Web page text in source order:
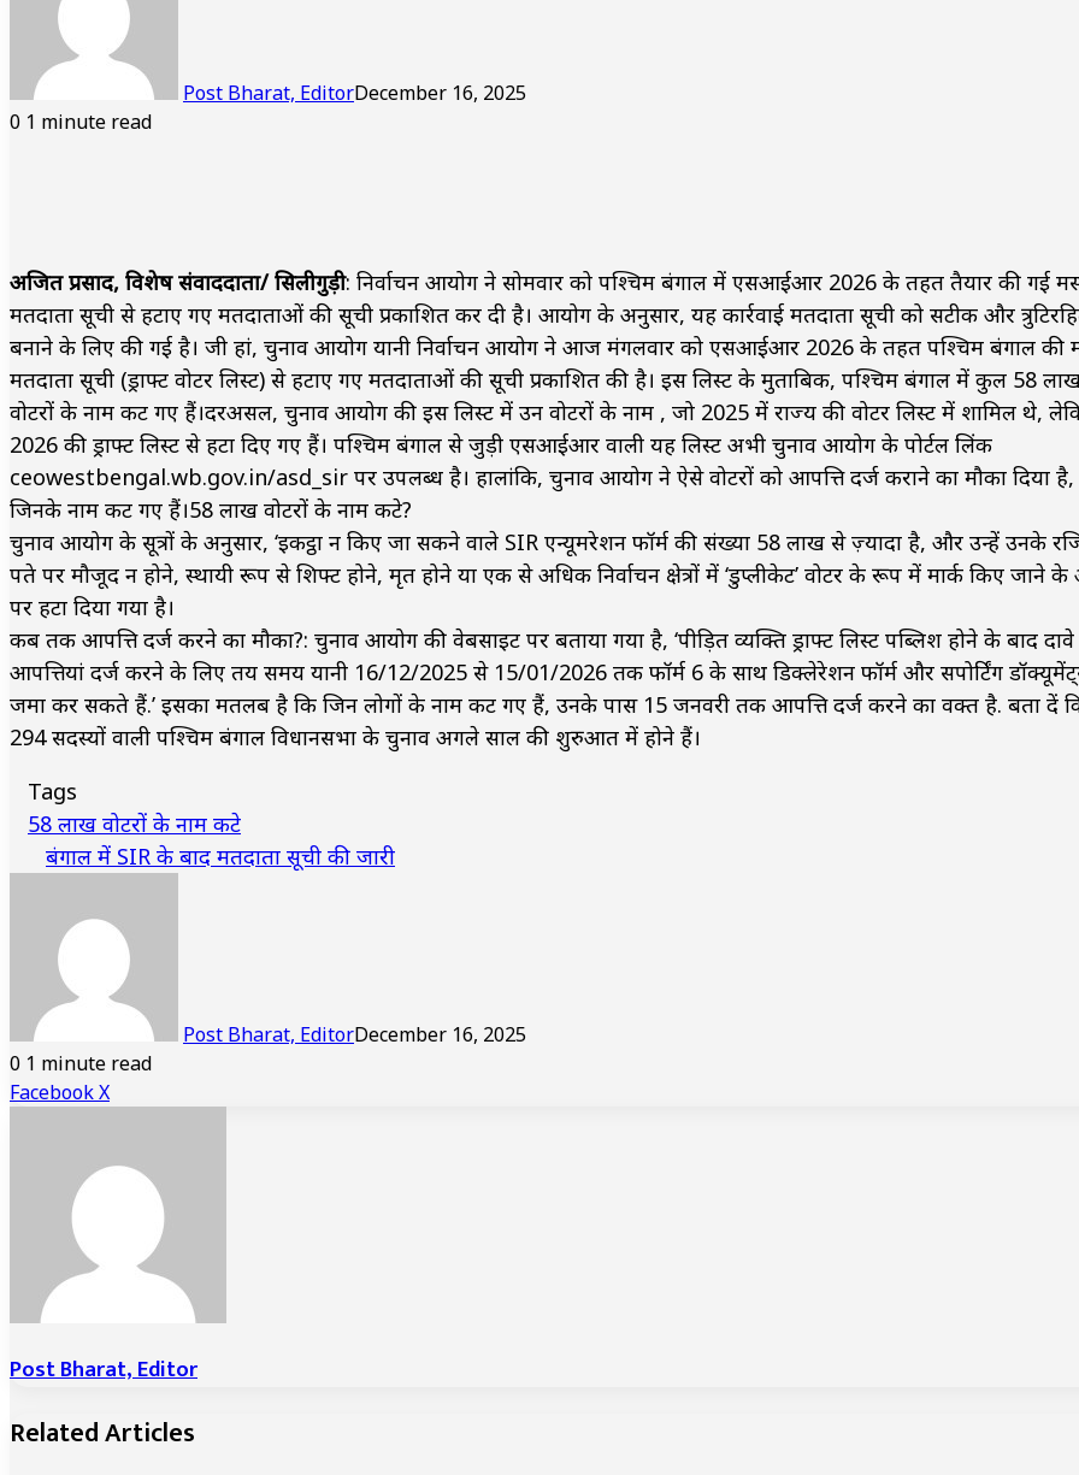
Post Bharat, EditorDecember 16, 2025
0 1 minute read
अजित प्रसाद, विशेष संवाददाता/ सिलीगुड़ी: निर्वाचन आयोग ने सोमवार को पश्चिम बंगाल में एसआईआर 2026 के तहत तैयार की गई
मतदाता सूची से हटाए गए मतदाताओं की सूची प्रकाशित कर दी है। आयोग के अनुसार, यह कार्रवाई मतदाता सूची को सटीक और
बनाने के लिए की गई है। जी हां, चुनाव आयोग यानी निर्वाचन आयोग ने आज मंगलवार को एसआईआर 2026 के तहत पश्चिम बंगाल की
मतदाता सूची (ड्राफ्ट वोटर लिस्ट) से हटाए गए मतदाताओं की सूची प्रकाशित की है। इस लिस्ट के मुताबिक, पश्चिम बंगाल में कुल 58
वोटरों के नाम कट गए हैं।दरअसल, चुनाव आयोग की इस लिस्ट में उन वोटरों के नाम , जो 2025 में राज्य की वोटर लिस्ट में शामिल थे,
2026 की ड्राफ्ट लिस्ट से हटा दिए गए हैं। पश्चिम बंगाल से जुड़ी एसआईआर वाली यह लिस्ट अभी चुनाव आयोग के पोर्टल लिंक
ceowestbengal.wb.gov.in/asd_sir पर उपलब्ध है। हालांकि, चुनाव आयोग ने ऐसे वोटरों को आपत्ति दर्ज कराने का मौका दिया है,
जिनके नाम कट गए हैं।58 लाख वोटरों के नाम कटे?
चुनाव आयोग के सूत्रों के अनुसार, ‘इकट्ठा न किए जा सकने वाले SIR एन्यूमरेशन फॉर्म की संख्या 58 लाख से ज़्यादा है, और उन्हें उनके
पते पर मौजूद न होने, स्थायी रूप से शिफ्ट होने, मृत होने या एक से अधिक निर्वाचन क्षेत्रों में ‘डुप्लीकेट’ वोटर के रूप में मार्क किए जाने
पर हटा दिया गया है।
कब तक आपत्ति दर्ज करने का मौका?: चुनाव आयोग की वेबसाइट पर बताया गया है, ‘पीड़ित व्यक्ति ड्राफ्ट लिस्ट पब्लिश होने के बाद
आपत्तियां दर्ज करने के लिए तय समय यानी 16/12/2025 से 15/01/2026 तक फॉर्म 6 के साथ डिक्लेरेशन फॉर्म और सपोर्टिंग
जमा कर सकते हैं.’ इसका मतलब है कि जिन लोगों के नाम कट गए हैं, उनके पास 15 जनवरी तक आपत्ति दर्ज करने का वक्त है. बता दें
294 सदस्यों वाली पश्चिम बंगाल विधानसभा के चुनाव अगले साल की शुरुआत में होने हैं।
Tags
58 लाख वोटरों के नाम कटे
बंगाल में SIR के बाद मतदाता सूची की जारी
Post Bharat, EditorDecember 16, 2025
0 1 minute read
FacebookXLinkedIn
Tumblr
Pinterest
Reddit
VKontakte
Share
Print
Post Bharat, Editor
Related Articles